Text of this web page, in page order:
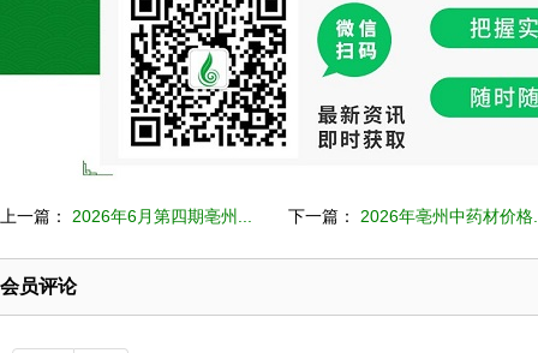
上一篇： 2026年6月第四期亳州... 下一篇： 2026年亳州中药材价格
会员评论